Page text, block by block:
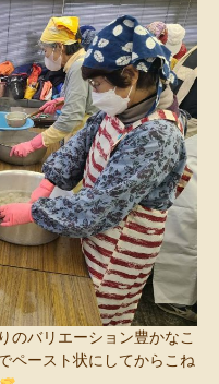
のバリエーション豊かなこ
ペースト状にしてからこね